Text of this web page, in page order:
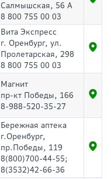
Салмышская, 56 А
8 800 755 00 03
Вита Экспресс
г. Оренбург, ул.
Пролетарская, 298
8 800 755 00 03
Магнит
пр-кт Победы, 166
8-988-520-35-27
Бережная аптека
г.Оренбург,
пр.Победы, 119
8(800)700-44-55;
8(3532)42-66-36